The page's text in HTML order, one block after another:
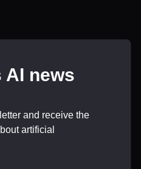
AI news
and receive the
artificial